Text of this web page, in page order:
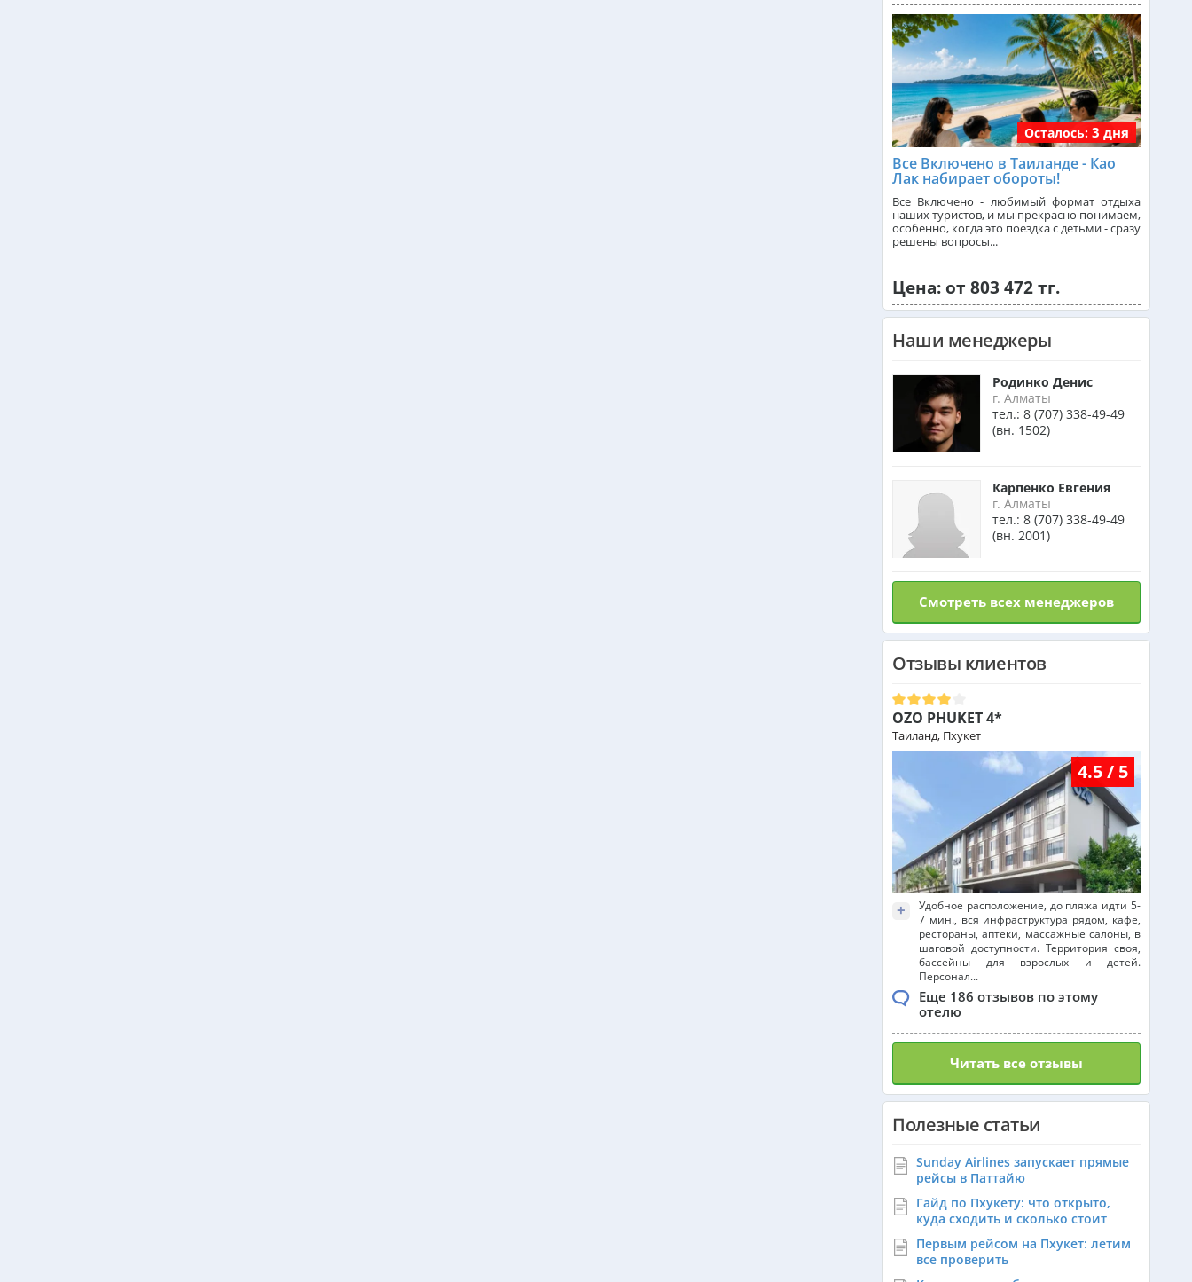
Финляндия из Алматы
Сингапур из Алматы
Танзания из Алматы
Венгрия из Алматы
Израиль из Алматы
Азербайджан из Алматы
Оман из Алматы
Осталось: 3 дня
Все Включено в Таиланде - Као
Лак набирает обороты!
Все Включено - любимый формат отдыха
наших туристов, и мы прекрасно понимаем,
особенно, когда это поездка с детьми - сразу
решены вопросы...
Цена: от 803 472 тг.
Наши менеджеры
Родинко Денис
г. Алматы
тел.: 8 (707) 338-49-49
(вн. 1502)
Карпенко Евгения
г. Алматы
тел.: 8 (707) 338-49-49
(вн. 2001)
Смотреть всех менеджеров
Отзывы клиентов
OZO PHUKET 4*
Таиланд, Пхукет
4.5 / 5
+
Удобное расположение, до пляжа идти 5-
7 мин., вся инфраструктура рядом, кафе,
рестораны, аптеки, массажные салоны, в
шаговой доступности. Территория своя,
бассейны для взрослых и детей.
Персонал...
Еще 186 отзывов по этому
отелю
Читать все отзывы
Полезные статьи
Sunday Airlines запускает прямые
рейсы в Паттайю
Гайд по Пхукету: что открыто,
куда сходить и сколько стоит
Первым рейсом на Пхукет: летим
все проверить